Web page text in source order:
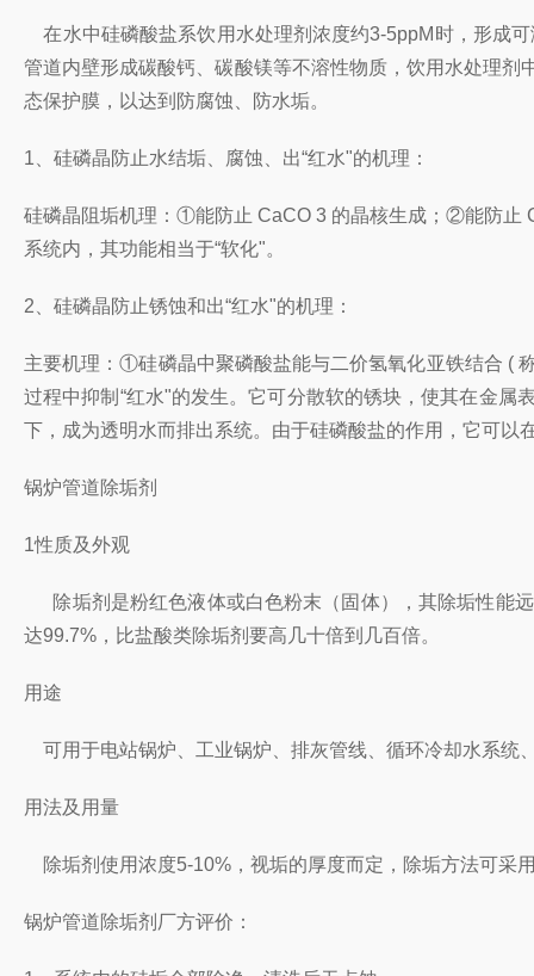
在水中硅磷酸盐系饮用水处理剂浓度约3-5ppM时，形成
管道内壁形成碳酸钙、碳酸镁等不溶性物质，饮用水处理
态保护膜，以达到防腐蚀、防水垢。
1、硅磷晶防止水结垢、腐蚀、出“红水"的机理：
硅磷晶阻垢机理：①能防止 CaCO 3 的晶核生成；②能防止
系统内，其功能相当于“软化"。
2、硅磷晶防止锈蚀和出“红水"的机理：
主要机理：①硅磷晶中聚磷酸盐能与二价氢氧化亚铁结合 (
过程中抑制“红水"的发生。它可分散软的锈块，使其在金
下，成为透明水而排出系统。由于硅磷酸盐的作用，它可
锅炉管道除垢剂
1性质及外观
除垢剂是粉红色液体或白色粉末（固体），其除垢性能
达99.7%，比盐酸类除垢剂要高几十倍到几百倍。
用途
可用于电站锅炉、工业锅炉、排灰管线、循环冷却水系统
用法及用量
除垢剂使用浓度5-10%，视垢的厚度而定，除垢方法可采
锅炉管道除垢剂厂方评价：